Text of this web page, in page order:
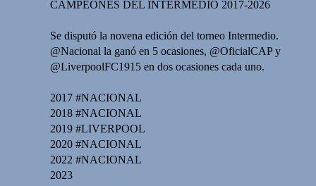
CAMPEONES DEL INTERMEDIO 2017-2026
Se disputó la novena edición del torneo Intermedio.
@Nacional la ganó en 5 ocasiones, @OficialCAP y
@LiverpoolFC1915 en dos ocasiones cada uno.
2017 #NACIONAL
2018 #NACIONAL
2019 #LIVERPOOL
2020 #NACIONAL
2022 #NACIONAL
2023